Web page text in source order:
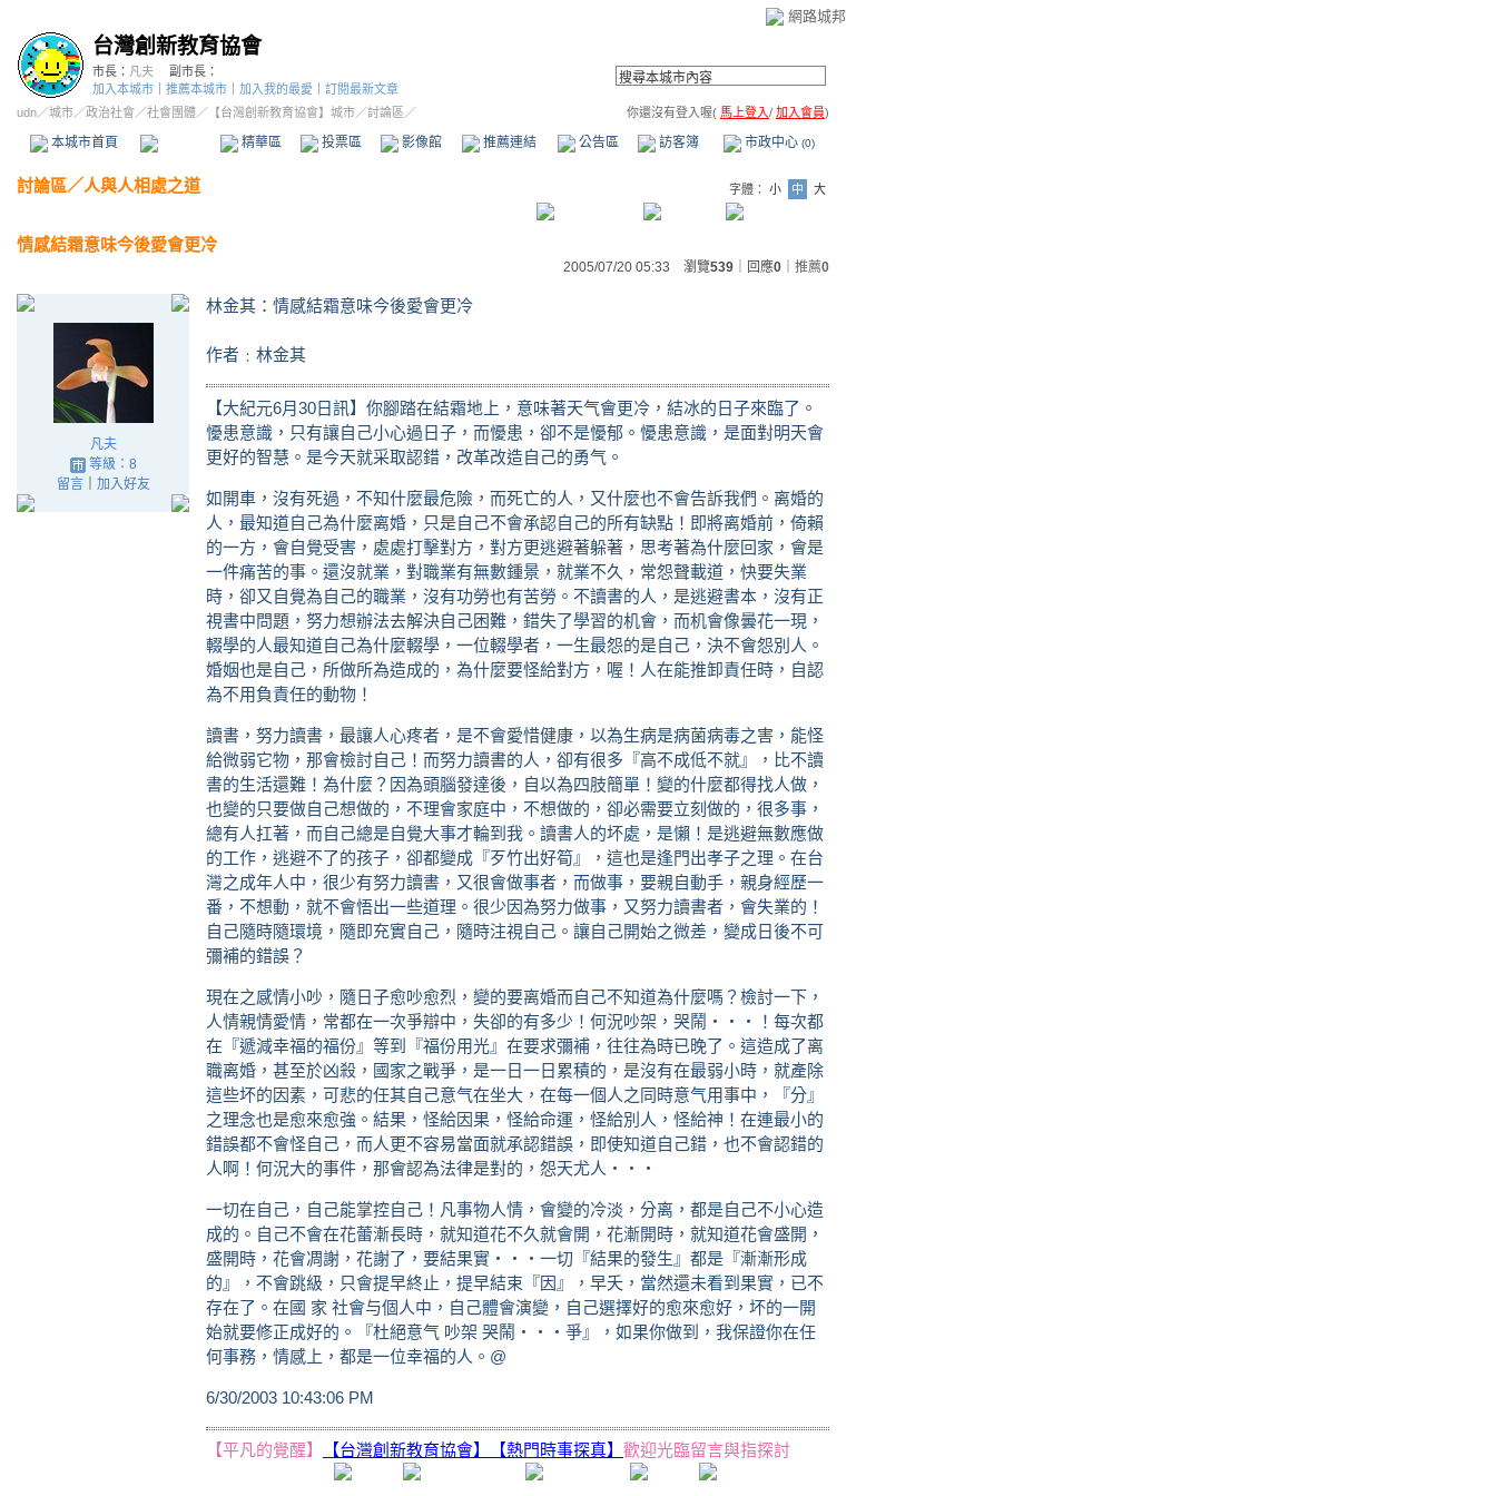
網路城邦
台灣創新教育協會
市長： 凡夫
副市長：
加入本城市
推薦本城市 加入我的最愛
訂閱最新文章
udn／城市／政治社會 ／社會團體／ 【台灣創新教育協會】城市／討論區／ 你還沒有登入喔( 馬上登入/ 加入會員)
本城市首頁 精華區 投票區 影像館 推薦連結 公告區 訪客簿 市政中心 (0)
討論區／人與人相處之道 字體： 小 中 大
情感結霜意味今後愛會更冷
2005/07/20 05:33 瀏覽539 ｜回應0 推薦0
凡夫
等級：8
留言｜ 加入好友
林金其：情感結霜意味今後愛會更冷
作者﹕林金其
【大紀元6月30日訊】你腳踏在結霜地上，意味著天气會更冷，結冰的日子來臨了。
懮患意識，只有讓自己小心過日子，而懮患，卻不是懮郁。懮患意識，是面對明天會
更好的智慧。是今天就采取認錯，改革改造自己的勇气。
如開車，沒有死過，不知什麼最危險，而死亡的人，又什麼也不會告訴我們。离婚的
人，最知道自己為什麼离婚，只是自己不會承認自己的所有缺點！即將离婚前，倚賴
的一方，會自覺受害，處處打擊對方，對方更逃避著躲著，思考著為什麼回家，會是
一件痛苦的事。還沒就業，對職業有無數鍾景，就業不久，常怨聲載道，快要失業
時，卻又自覺為自己的職業，沒有功勞也有苦勞。不讀書的人，是逃避書本，沒有正
視書中問題，努力想辦法去解決自己困難，錯失了學習的机會，而机會像曇花一現，
輟學的人最知道自己為什麼輟學，一位輟學者，一生最怨的是自己，決不會怨別人。
婚姻也是自己，所做所為造成的，為什麼要怪給對方，喔！人在能推卸責任時，自認
為不用負責任的動物！
讀書，努力讀書，最讓人心疼者，是不會愛惜健康，以為生病是病菌病毒之害，能怪
給微弱它物，那會檢討自己！而努力讀書的人，卻有很多『高不成低不就』，比不讀
書的生活還難！為什麼？因為頭腦發達後，自以為四肢簡單！變的什麼都得找人做，
也變的只要做自己想做的，不理會家庭中，不想做的，卻必需要立刻做的，很多事，
總有人扛著，而自己總是自覺大事才輪到我。讀書人的坏處，是懶！是逃避無數應做
的工作，逃避不了的孩子，卻都變成『歹竹出好筍』，這也是逢門出孝子之理。在台
灣之成年人中，很少有努力讀書，又很會做事者，而做事，要親自動手，親身經歷一
番，不想動，就不會悟出一些道理。很少因為努力做事，又努力讀書者，會失業的！
自己隨時隨環境，隨即充實自己，隨時注視自己。讓自己開始之微差，變成日後不可
彌補的錯誤？
現在之感情小吵，隨日子愈吵愈烈，變的要离婚而自己不知道為什麼嗎？檢討一下，
人情親情愛情，常都在一次爭辯中，失卻的有多少！何況吵架，哭鬧‧‧‧！每次都
在『遞減幸福的福份』等到『福份用光』在要求彌補，往往為時已晚了。這造成了离
職离婚，甚至於凶殺，國家之戰爭，是一日一日累積的，是沒有在最弱小時，就產除
這些坏的因素，可悲的任其自己意气在坐大，在每一個人之同時意气用事中，『分』
之理念也是愈來愈強。結果，怪給因果，怪給命運，怪給別人，怪給神！在連最小的
錯誤都不會怪自己，而人更不容易當面就承認錯誤，即使知道自己錯，也不會認錯的
人啊！何況大的事件，那會認為法律是對的，怨天尤人‧‧‧
一切在自己，自己能掌控自己！凡事物人情，會變的冷淡，分离，都是自己不小心造
成的。自己不會在花蕾漸長時，就知道花不久就會開，花漸開時，就知道花會盛開，
盛開時，花會凋謝，花謝了，要結果實‧‧‧一切『結果的發生』都是『漸漸形成
的』，不會跳級，只會提早終止，提早結束『因』，早夭，當然還未看到果實，已不
存在了。在國 家 社會与個人中，自己體會演變，自己選擇好的愈來愈好，坏的一開
始就要修正成好的。『杜絕意气 吵架 哭鬧‧‧‧爭』，如果你做到，我保證你在任
何事務，情感上，都是一位幸福的人。@
6/30/2003 10:43:06 PM
【平凡的覺醒】 【台灣創新教育協會】 【熱門時事探真】 歡迎光臨留言與指探討